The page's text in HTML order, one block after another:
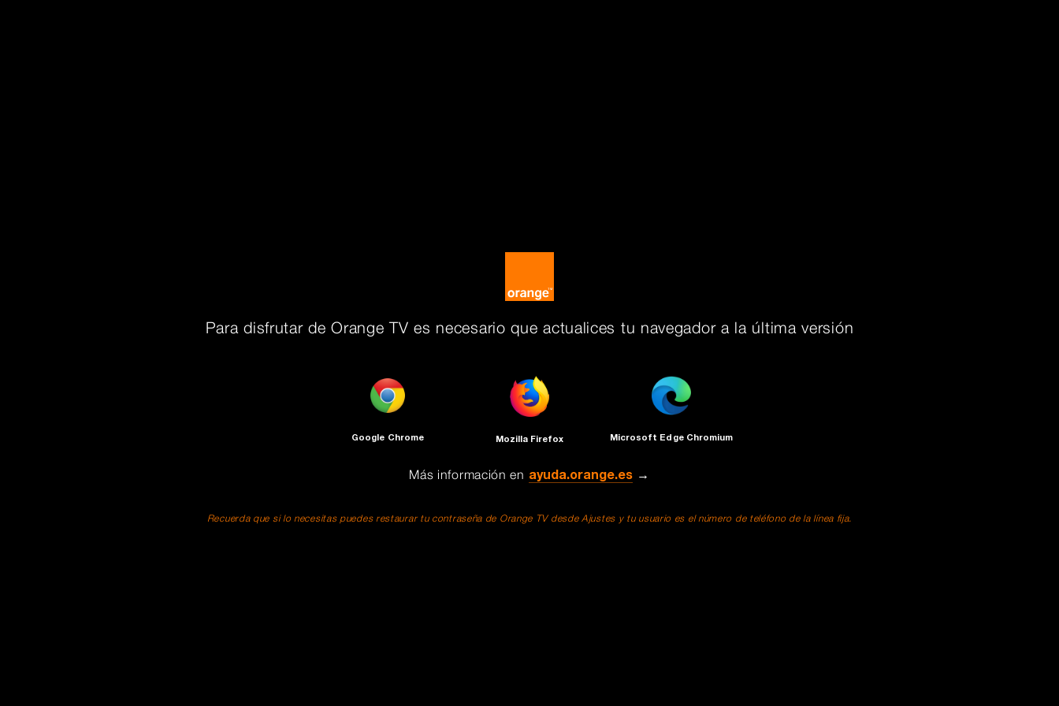
Para disfrutar de Orange TV es necesario que actualices tu navegador a la última versión
Google Chrome Mozilla Firefox Microsoft Edge Chromium
Más información en ayuda.orange.es →
Recuerda que si lo necesitas puedes restaurar tu contraseña de Orange TV desde Ajustes y tu usuario es el número de teléfono de la línea fija.